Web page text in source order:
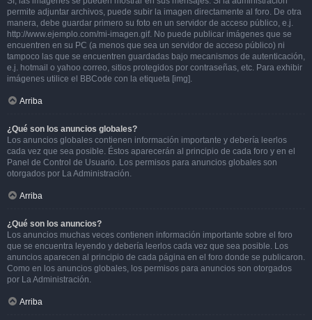
permite adjuntar archivos, puede subir la imagen directamente al foro. De otra
manera, debe guardar primero su foto en un servidor de acceso público, e.j.
http://www.ejemplo.com/mi-imagen.gif. No puede publicar imágenes que se
encuentren en su PC (a menos que sea un servidor de acceso público) ni
tampoco las que se encuentren guardadas bajo mecanismos de autenticación,
e.j. hotmail o yahoo correo, sitios protegidos por contraseñas, etc. Para exhibir
imágenes utilice el BBCode con la etiqueta [img].
Arriba
¿Qué son los anuncios globales?
Los anuncios globales contienen información importante y debería leerlos
cada vez que sea posible. Éstos aparecerán al principio de cada foro y en el
Panel de Control de Usuario. Los permisos para anuncios globales son
otorgados por La Administración.
Arriba
¿Qué son los anuncios?
Los anuncios muchas veces contienen información importante sobre el foro
que se encuentra leyendo y debería leerlos cada vez que sea posible. Los
anuncios aparecen al principio de cada página en el foro donde se publicaron.
Como en los anuncios globales, los permisos para anuncios son otorgados
por La Administración.
Arriba